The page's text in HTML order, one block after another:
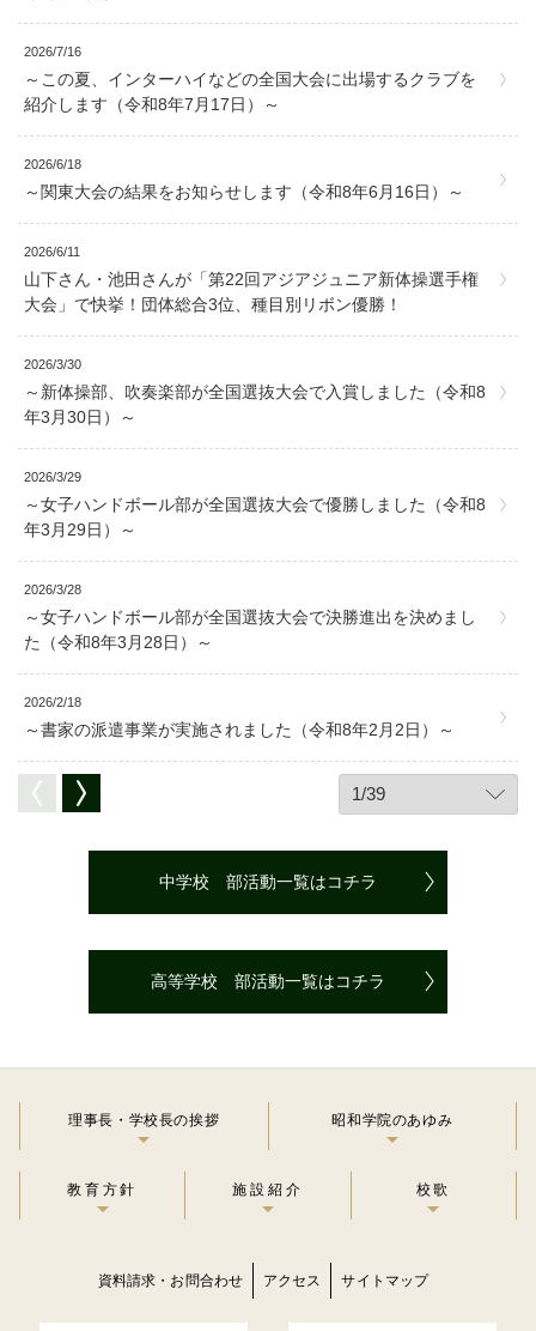
2026/7/16
～この夏、インターハイなどの全国大会に出場するクラブを
紹介します（令和8年7月17日）～
2026/6/18
～関東大会の結果をお知らせします（令和8年6月16日）～
2026/6/11
山下さん・池田さんが「第22回アジアジュニア新体操選手権
大会」で快挙！団体総合3位、種目別リボン優勝！
2026/3/30
～新体操部、吹奏楽部が全国選抜大会で入賞しました（令和8
年3月30日）～
2026/3/29
～女子ハンドボール部が全国選抜大会で優勝しました（令和8
年3月29日）～
2026/3/28
～女子ハンドボール部が全国選抜大会で決勝進出を決めまし
た（令和8年3月28日）～
2026/2/18
～書家の派遣事業が実施されました（令和8年2月2日）～
中学校 部活動一覧はコチラ
高等学校 部活動一覧はコチラ
理事長・学校長の挨拶 昭和学院のあゆみ
教育方針 施設紹介 校歌
資料請求・お問合わせ アクセス サイトマップ